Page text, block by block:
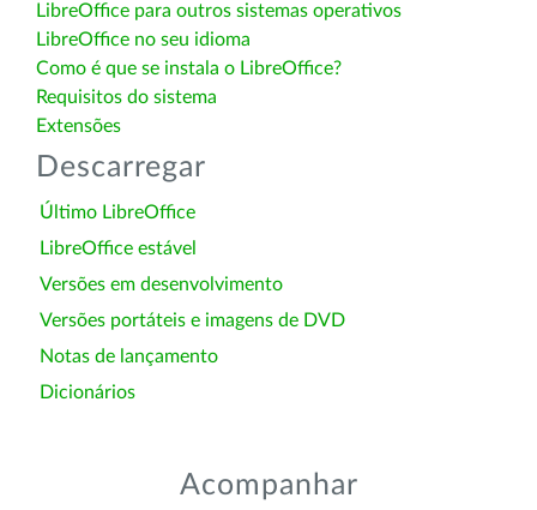
LibreOffice para outros sistemas operativos
LibreOffice no seu idioma
Como é que se instala o LibreOffice?
Requisitos do sistema
Extensões
Descarregar
Último LibreOffice
LibreOffice estável
Versões em desenvolvimento
Versões portáteis e imagens de DVD
Notas de lançamento
Dicionários
Acompanhar